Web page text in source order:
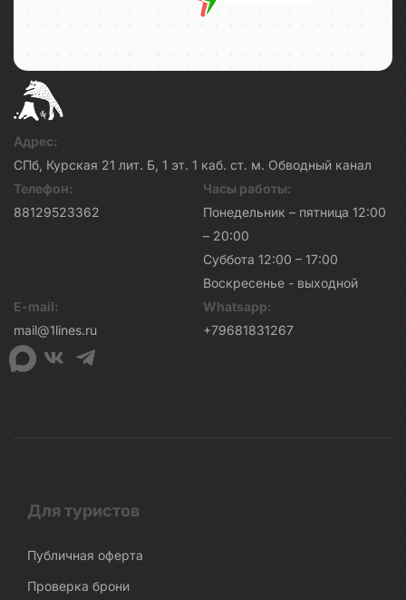
Адрес:
СПб, Курская 21 лит. Б, 1 эт. 1 каб. ст. м. Обводный канал
Телефон:
88129523362
Часы работы:
Понедельник – пятница 12:00
– 20:00
Суббота 12:00 – 17:00
Воскресенье - выходной
E-mail:
mail@1lines.ru
Whatsapp:
+79681831267
Для туристов
Публичная оферта
Проверка брони